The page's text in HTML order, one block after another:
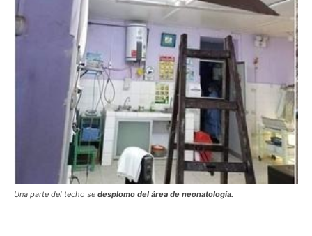
Una parte del techo se desplomo del área de neonatología.